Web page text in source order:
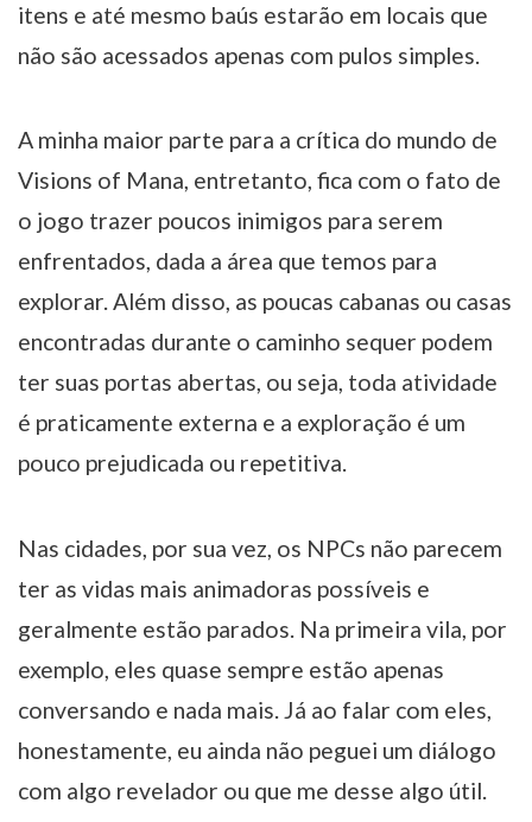
itens e até mesmo baús estarão em locais que
não são acessados apenas com pulos simples.
A minha maior parte para a crítica do mundo de
Visions of Mana, entretanto, fica com o fato de
o jogo trazer poucos inimigos para serem
enfrentados, dada a área que temos para
explorar. Além disso, as poucas cabanas ou casas
encontradas durante o caminho sequer podem
ter suas portas abertas, ou seja, toda atividade
é praticamente externa e a exploração é um
pouco prejudicada ou repetitiva.
Nas cidades, por sua vez, os NPCs não parecem
ter as vidas mais animadoras possíveis e
geralmente estão parados. Na primeira vila, por
exemplo, eles quase sempre estão apenas
conversando e nada mais. Já ao falar com eles,
honestamente, eu ainda não peguei um diálogo
com algo revelador ou que me desse algo útil.